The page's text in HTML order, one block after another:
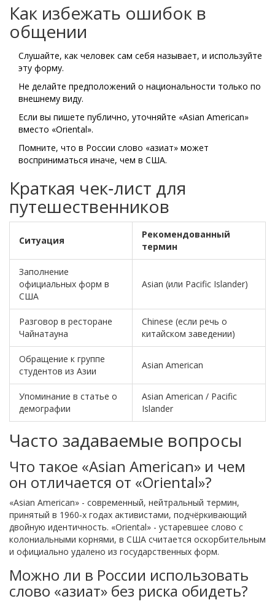
Как избежать ошибок в
общении
Слушайте, как человек сам себя называет, и используйте
эту форму.
Не делайте предположений о национальности только по
внешнему виду.
Если вы пишете публично, уточняйте «Asian American»
вместо «Oriental».
Помните, что в России слово «азиат» может
восприниматься иначе, чем в США.
Краткая чек‑лист для
путешественников
Ситуация
Рекомендованный
термин
Заполнение
официальных форм в
США
Asian (или Pacific Islander)
Разговор в ресторане
Чайнатауна
Chinese (если речь о
китайском заведении)
Обращение к группе
студентов из Азии
Asian American
Упоминание в статье о
демографии
Asian American / Pacific
Islander
Часто задаваемые вопросы
Что такое «Asian American» и чем
он отличается от «Oriental»?
«Asian American» - современный, нейтральный термин,
принятый в 1960‑х годах активистами, подчёркивающий
двойную идентичность. «Oriental» - устаревшее слово с
колониальными корнями, в США считается оскорбительным
и официально удалено из государственных форм.
Можно ли в России использовать
слово «азиат» без риска обидеть?